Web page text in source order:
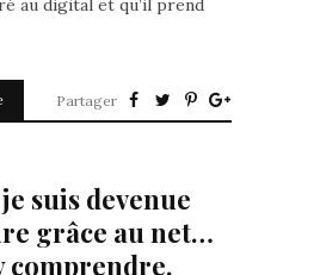
au digital et qu’il prend
Partager
suis devenue
grâce au net…
comprendre.